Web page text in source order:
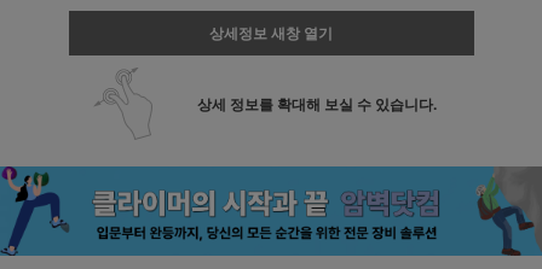
상세정보 새창 열기
상세 정보를 확대해 보실 수 있습니다.